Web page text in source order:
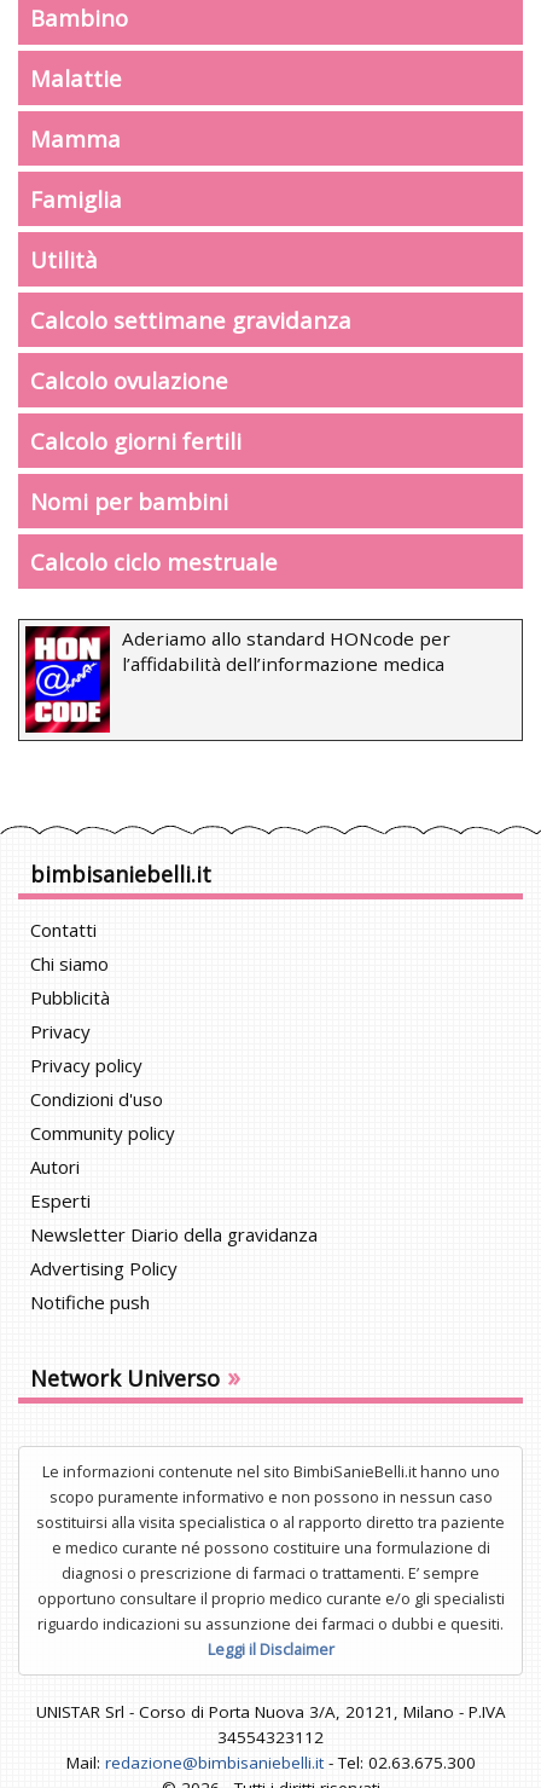
Bambino
Malattie
Mamma
Famiglia
Utilità
Calcolo settimane gravidanza
Calcolo ovulazione
Calcolo giorni fertili
Nomi per bambini
Calcolo ciclo mestruale
Aderiamo allo standard HONcode per
l’affidabilità dell’informazione medica
bimbisaniebelli.it
Contatti
Chi siamo
Pubblicità
Privacy
Privacy policy
Condizioni d'uso
Community policy
Autori
Esperti
Newsletter Diario della gravidanza
Advertising Policy
Notifiche push
Network Universo »
Le informazioni contenute nel sito BimbiSanieBelli.it hanno uno
scopo puramente informativo e non possono in nessun caso
sostituirsi alla visita specialistica o al rapporto diretto tra paziente
e medico curante né possono costituire una formulazione di
diagnosi o prescrizione di farmaci o trattamenti. E’ sempre
opportuno consultare il proprio medico curante e/o gli specialisti
riguardo indicazioni su assunzione dei farmaci o dubbi e quesiti.
Leggi il Disclaimer
UNISTAR Srl - Corso di Porta Nuova 3/A, 20121, Milano - P.IVA
34554323112
Mail: redazione@bimbisaniebelli.it- Tel: 02.63.675.300